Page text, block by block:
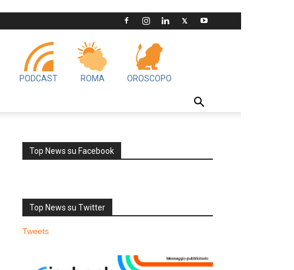
PODCAST ROMA OROSCOPO
Top News su Facebook
Top News su Twitter
Tweets